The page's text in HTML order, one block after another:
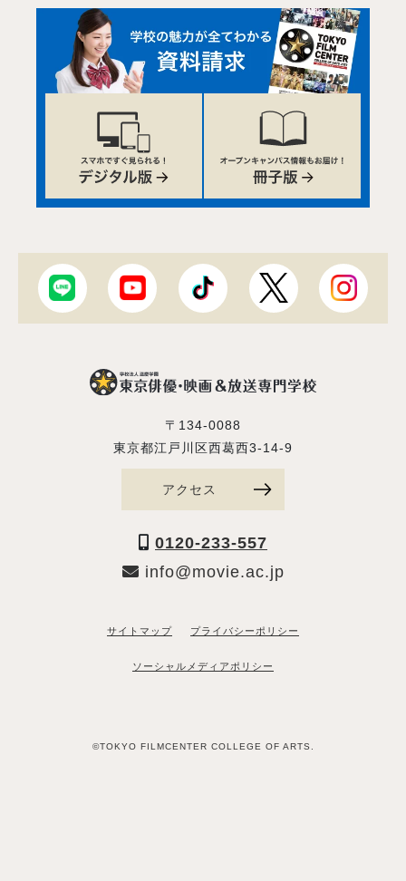
〒134-0088
東京都江戸川区西葛西3-14-9
アクセス
0120-233-557
info@movie.ac.jp
サイトマップ プライバシーポリシー
ソーシャルメディアポリシー
©TOKYO FILMCENTER COLLEGE OF ARTS.